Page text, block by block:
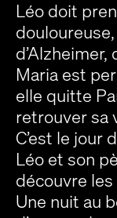
Léo doit
Maria est
elle quitte
retrouver sa
C’est le jour
Léo et son
découvre
Une nuit au